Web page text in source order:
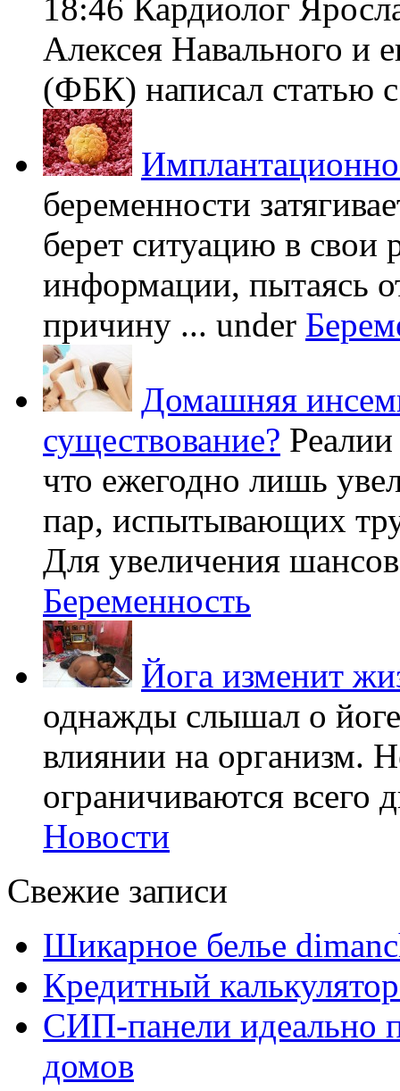
18:46 Кардиолог
Алексея Навального и
(ФБК) написал статью
беременности
берет ситуацию в свои
информации, пытаясь
причину ... under
Домашняя
существование?
что ежегодно лишь
пар, испытывающих
Для увеличения
Беременность
Йога изменит
однажды слышал о
влиянии на организм.
ограничиваются всего
Новости
Свежие записи
Шикарное белье
Кредитный
СИП-панели идеально
домов